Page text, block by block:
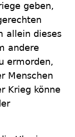
geben,
allein dieses
andere
ermorden,
Menschen
Krieg könne